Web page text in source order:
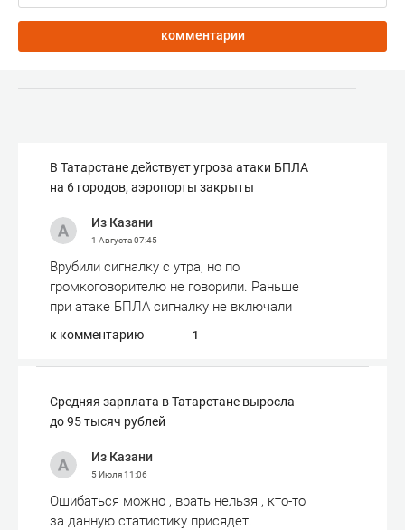
комментарии
В Татарстане действует угроза атаки БПЛА
на 6 городов, аэропорты закрыты
Из Казани
1 Августа07:45
Врубили сигналку с утра, но по
громкоговорителю не говорили. Раньше
при атаке БПЛА сигналку не включали
к комментарию 1
Средняя зарплата в Татарстане выросла
до 95 тысяч рублей
Из Казани
5 Июля11:06
Ошибаться можно , врать нельзя , кто-то
за данную статистику присядет.